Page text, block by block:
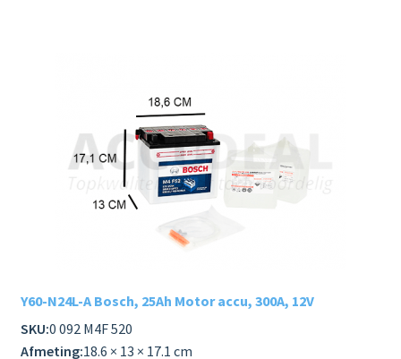
Y60-N24L-A Bosch, 25Ah Motor accu, 300A, 12V
SKU:0 092 M4F 520
Afmeting:18.6 × 13 × 17.1 cm